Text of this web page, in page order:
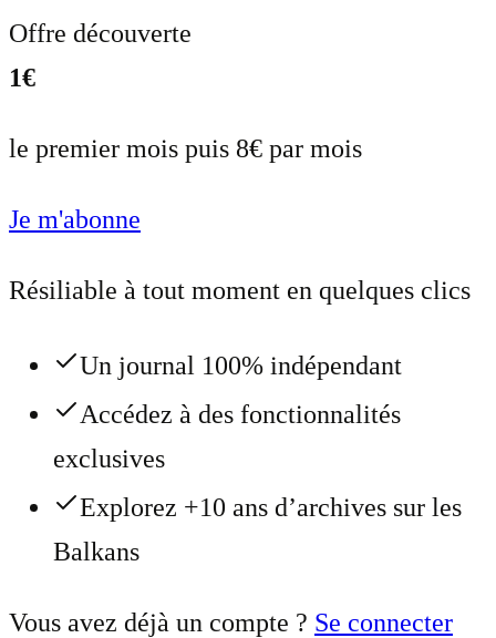
Offre découverte
1€
le premier mois puis 8€ par mois
Je m'abonne
Résiliable à tout moment en quelques clics
Un journal 100% indépendant
Accédez à des fonctionnalités
exclusives
Explorez +10 ans d’archives sur les
Balkans
Vous avez déjà un compte ? Se connecter